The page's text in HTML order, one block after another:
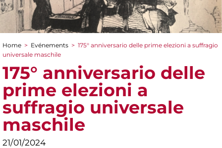
You are here
Home > Evénements > 175° anniversario delle prime elezioni a suffragio
universale maschile
175° anniversario delle
prime elezioni a
suffragio universale
maschile
21/01/2024